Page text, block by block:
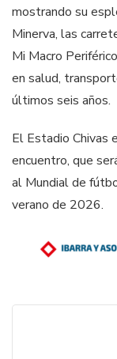
mostrando su
Minerva, las
Mi Macro
en salud,
últimos seis años.
El Estadio Chivas
encuentro, que
al Mundial de
verano de 2026.